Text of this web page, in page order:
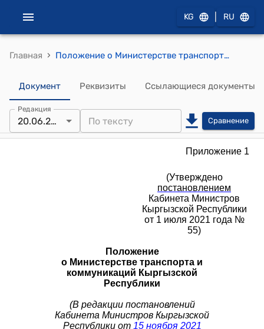
KG RU
Главная › Положение о Министерстве транспорта и коммуникаций Кыргызской Республики (к постановлению Кабинета Министров Кыргызской Республики от 1 июля 2021 года № 55)
Документ Реквизиты Ссылающиеся документы
Редакция
20.06.2026 Сравнение